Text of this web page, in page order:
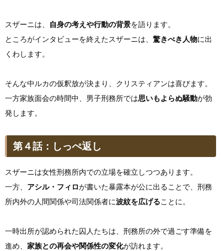
スザーニは、 自身の考えや行動の背景を語ります。
ところがインタビューを終えたスザーニは、 驚きべき人物に出
くわします。
そんな中ルカの仮釈放が決まり、クリスティアンは喜びます。
一方家族面会の時間中、男子刑務所では思いもよらぬ騒動が勃
発します。
第４話：しっぺ返し
スザーニは女性刑務所内での立場を確立しつつあります。
一方、 アシル・フィロが書いた暴露本が公に出ることで、刑務
所内外の人間関係や司法関係者に波紋を広げることに。
一時出所が認められた囚人たちは、刑務所の外で過ごす準備を
進め、 家族との再会や関係性の変化が訪れます。